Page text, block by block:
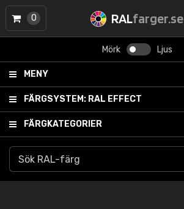
RALfarger.se
Mörk Ljus
MENY
FÄRGSYSTEM: RAL EFFECT
FÄRGKATEGORIER
0